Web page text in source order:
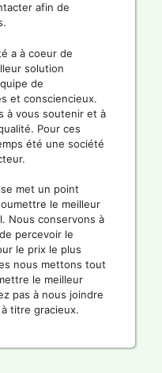
afin de
a à coeur de
solution
de
et consciencieux.
à vous soutenir et à
Pour ces
été une société
met un point
le meilleur
Nous conservons à
percevoir le
le prix le plus
nous mettons tout
le meilleur
pas à nous joindre
titre gracieux.